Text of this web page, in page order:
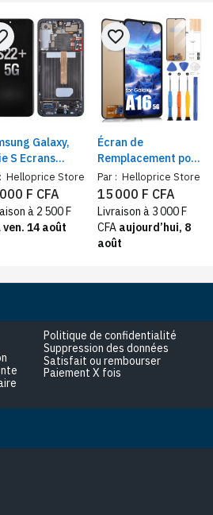
Galaxy,
OLED de
Helloprice Store
F CFA
à 2 500 F
ven. 14 août
Écran de
Remplacement pour
Samsung Galaxy A16
5G – Compatible
SM-A166B / SM-
A166P / SM-A166E
Par : Helloprice Store
favorite_border
15 000 F CFA
Livraison à 3 000 F
CFA aujourd’hui, 8
août
Politique de confidentialité
Suppression des données
Satisfait ou rembourser
Paiement X fois